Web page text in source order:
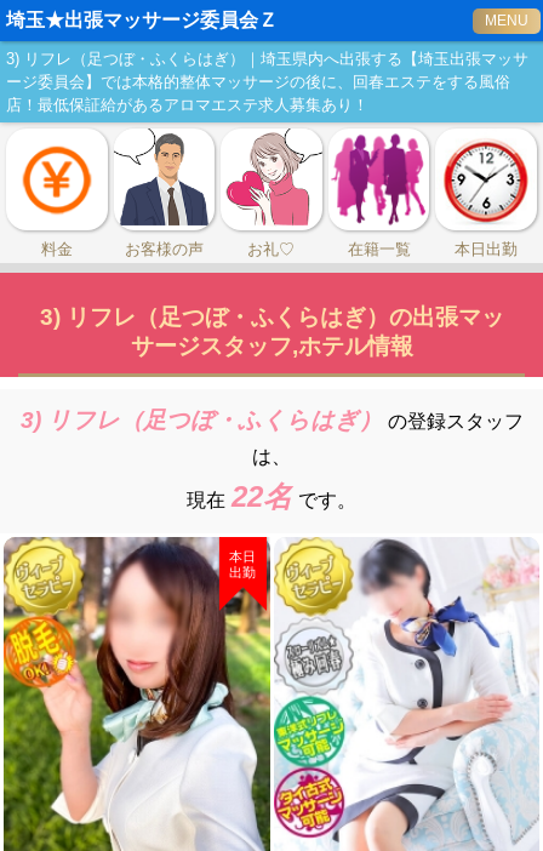
埼玉★出張マッサージ委員会Ｚ MENU
3) リフレ（足つぼ・ふくらはぎ）｜埼玉県内へ出張する【埼玉出張マッサ
ージ委員会】では本格的整体マッサージの後に、回春エステをする風俗
店！最低保証給があるアロマエステ求人募集あり！
料金 お客様の声 お礼♡ 在籍一覧 本日出勤
3) リフレ（足つぼ・ふくらはぎ）の出張マッ
サージスタッフ,ホテル情報
3) リフレ（足つぼ・ふくらはぎ）
の登録スタッフ
は、
現在 22名 です。
本日
出勤